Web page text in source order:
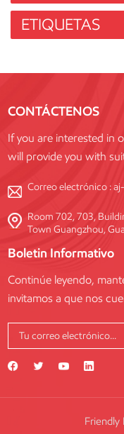
ETIQUETAS
CONTÁCTENOS
If you are interested in
will provide you with
Correo electrónico :
Room 702, 703,
Town Guangzhou,
Boletin Informativo
Continúe leyendo,
invitamos a que nos
Friendly